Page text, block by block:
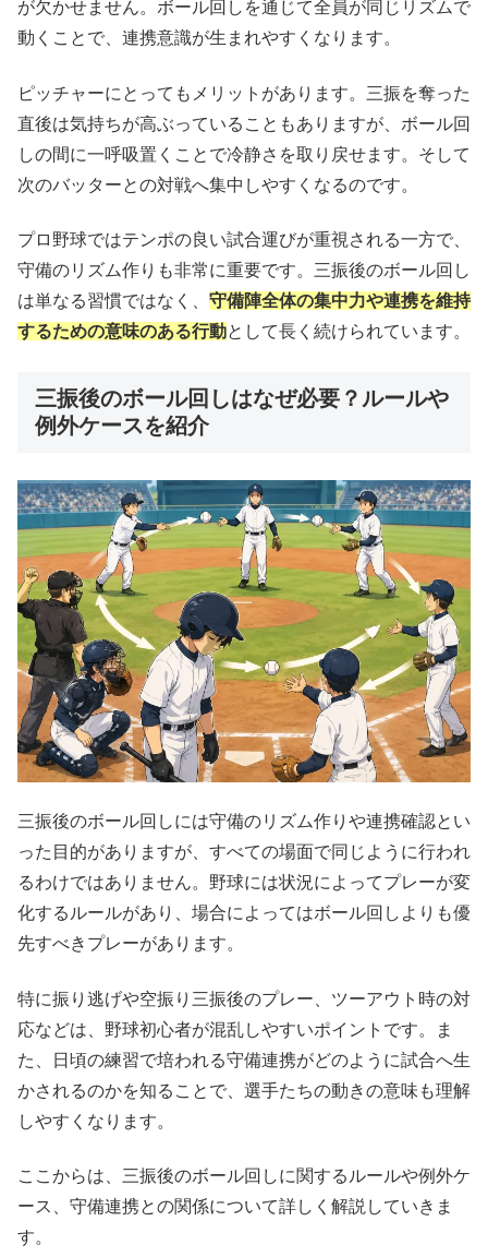
が欠かせません。ボール回しを通じて全員が同じリズムで
動くことで、連携意識が生まれやすくなります。
ピッチャーにとってもメリットがあります。三振を奪った
直後は気持ちが高ぶっていることもありますが、ボール回
しの間に一呼吸置くことで冷静さを取り戻せます。そして
次のバッターとの対戦へ集中しやすくなるのです。
プロ野球ではテンポの良い試合運びが重視される一方で、
守備のリズム作りも非常に重要です。三振後のボール回し
は単なる習慣ではなく、 守備陣全体の集中力や連携を維持
するための意味のある行動として長く続けられています。
三振後のボール回しはなぜ必要？ルールや
例外ケースを紹介
三振後のボール回しには守備のリズム作りや連携確認とい
った目的がありますが、すべての場面で同じように行われ
るわけではありません。野球には状況によってプレーが変
化するルールがあり、場合によってはボール回しよりも優
先すべきプレーがあります。
特に振り逃げや空振り三振後のプレー、ツーアウト時の対
応などは、野球初心者が混乱しやすいポイントです。ま
た、日頃の練習で培われる守備連携がどのように試合へ生
かされるのかを知ることで、選手たちの動きの意味も理解
しやすくなります。
ここからは、三振後のボール回しに関するルールや例外ケ
ース、守備連携との関係について詳しく解説していきま
す。